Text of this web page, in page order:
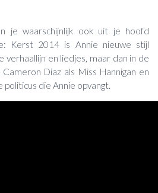
je waarschijnlijk ook uit je hoofd
Kerst 2014 is Annie nieuwe stijl
en liedjes, maar dan in de
Diaz als Miss Hannigan en
politicus die Annie opvangt.